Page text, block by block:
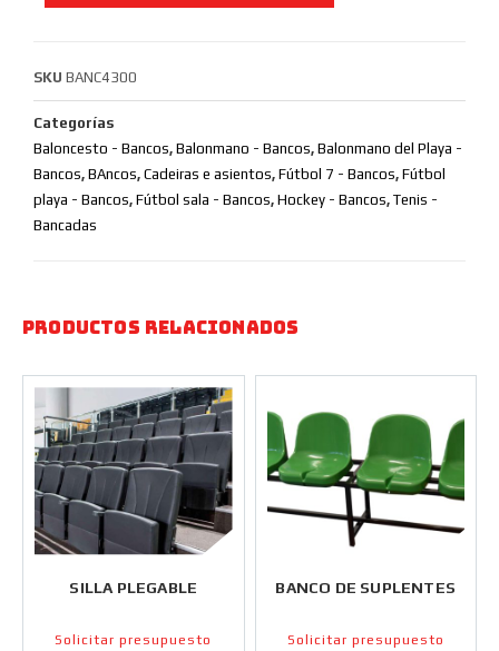
SKU BANC4300
Categorías
Baloncesto - Bancos, Balonmano - Bancos, Balonmano del Playa -
Bancos, BAncos, Cadeiras e asientos, Fútbol 7 - Bancos, Fútbol
playa - Bancos, Fútbol sala - Bancos, Hockey - Bancos, Tenis -
Bancadas
Productos relacionados
SILLA PLEGABLE
Solicitar presupuesto
BANCO DE SUPLENTES
Solicitar presupuesto